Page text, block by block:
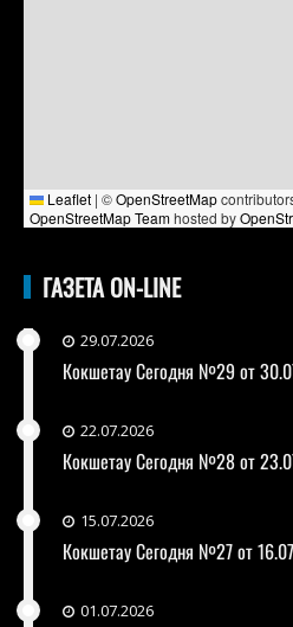
Leaflet | ©OpenStreetMap
OpenStreetMap Teamhosted by
ГАЗЕТА ON-LINE
29.07.2026
Кокшетау Сегодня №29 от
22.07.2026
Кокшетау Сегодня №28 от
15.07.2026
Кокшетау Сегодня №27 от
01.07.2026